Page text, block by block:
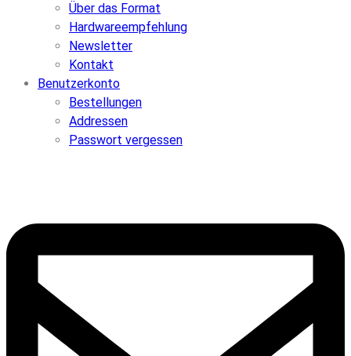
Über das Format
Hardwareempfehlung
Newsletter
Kontakt
Benutzerkonto
Bestellungen
Addressen
Passwort vergessen